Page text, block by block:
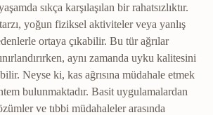
kökenli ağrı.sıkça karşılaşılan bir rahatsızlıktır.
yoğun fiziksel aktiviteler veya yanlış
duruş şekli ve segmentlerinin birbirine göre
ortaya çıkabilir. Bu tür ağrılar
aynı zamanda uyku kalitesini
Neyse ki, kas ağrısına müdahale etmek
bulunmaktadır. Basit uygulamalardan
ve tıbbi müdahaleler arasında